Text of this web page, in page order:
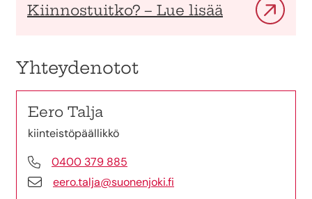
Kiinnostuitko? – Lue lisää
Yhteydenotot
Eero Talja
kiinteistöpäällikkö
0400 379 885
eero.talja@suonenjoki.fi